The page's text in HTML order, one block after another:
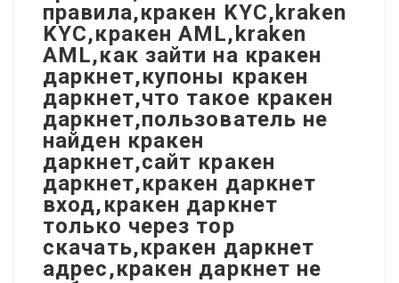
правила,кракен KYC,kraken
KYC,кракен AML,kraken
AML,как зайти на кракен
даркнет,купоны кракен
даркнет,что такое кракен
даркнет,пользователь не
найден кракен
даркнет,сайт кракен
даркнет,кракен даркнет
вход,кракен даркнет
только через тор
скачать,кракен даркнет
адрес,кракен даркнет не